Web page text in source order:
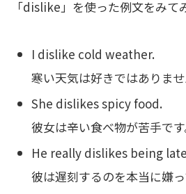
「dislike」を使った例文をみて
I dislike cold weather.
寒い天気は好きではありませ
She dislikes spicy food.
彼女は辛い食べ物が苦手です
He really dislikes being
彼は遅刻するのを本当に嫌っ